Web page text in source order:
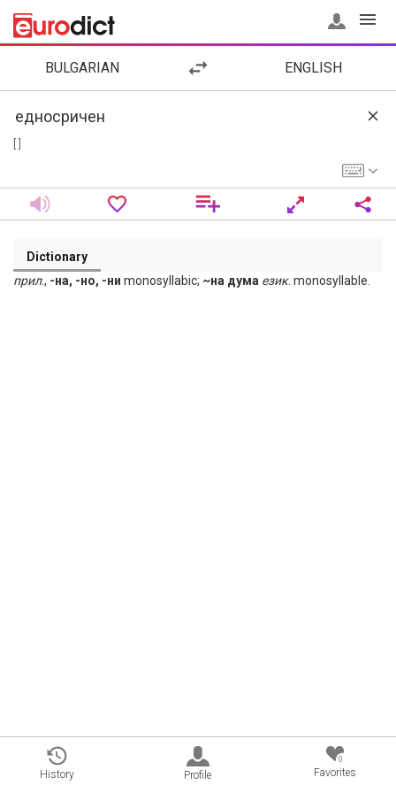
BULGARIAN ENGLISH
Dictionary
прил., -на, -но, -ни monosyllabic; ~на дума език. monosyllable.
History Profile
0
Favorites